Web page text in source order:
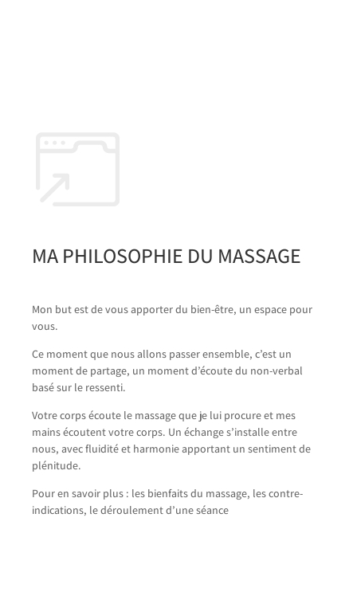
MA PHILOSOPHIE DU MASSAGE
Mon but est de vous apporter du bien-être, un espace pour
vous.
Ce moment que nous allons passer ensemble, c’est un
moment de partage, un moment d’écoute du non-verbal
basé sur le ressenti.
Votre corps écoute le massage que je lui procure et mes
mains écoutent votre corps. Un échange s’installe entre
nous, avec fluidité et harmonie apportant un sentiment de
plénitude.
Pour en savoir plus : les bienfaits du massage, les contre-
indications, le déroulement d’une séance